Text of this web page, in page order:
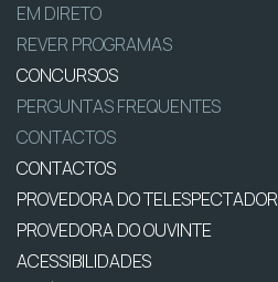
EM DIRETO
REVER PROGRAMAS
CONCURSOS
PERGUNTAS FREQUENTES
CONTACTOS
CONTACTOS
PROVEDORA DO TELESPECTADOR
PROVEDORA DO OUVINTE
ACESSIBILIDADES